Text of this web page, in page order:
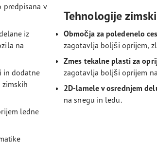
predpisana v
iz
na
in dodatne
ledne
Tehnologije
Območja za poledenelo
zagotavlja boljši oprijem,
Zmes tekalne plasti za
zagotavlja boljši oprijem
2D-lamele v osrednjem
na snegu in ledu.